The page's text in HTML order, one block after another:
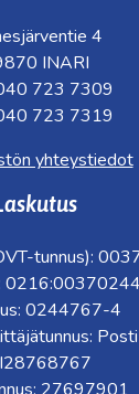
4
INARI
723 7309
723 7319
yhteystiedot
tunnus):
0244767-4